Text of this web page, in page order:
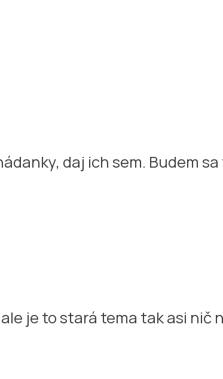
daj ich sem. Budem
je to stará tema tak asi nič